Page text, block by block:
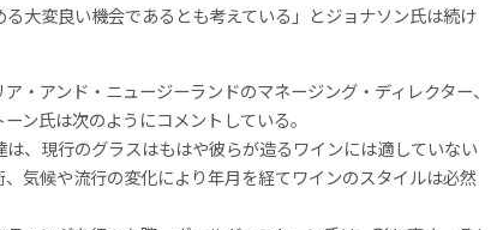
る大変良い機会であるとも考えている」とジョナソン氏は続け
・アンド・ニュージーランドのマネージング・ディレクター、
ン氏は次のようにコメントしている。
は、現行のグラスはもはや彼らが造るワインには適していない
、気候や流行の変化により年月を経てワインのスタイルは必然